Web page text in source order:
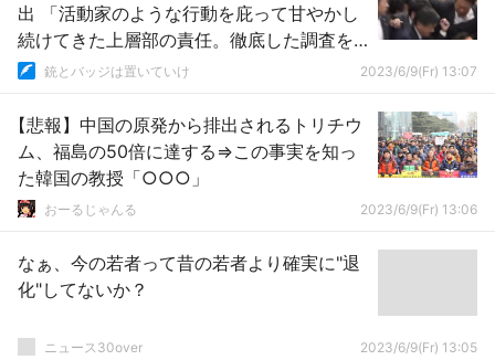
出 「活動家のような行動を庇って甘やかし
続けてきた上層部の責任。徹底した調査を
行い膿を出すべき」
銃とバッジは置いていけ 2023/6/9(Fr) 13:07
【悲報】中国の原発から排出されるトリチウ
ム、福島の50倍に達する⇒この事実を知っ
た韓国の教授「○○○」
おーるじゃんる 2023/6/9(Fr) 13:06
なぁ、今の若者って昔の若者より確実に"退
化"してないか？
ニュース30over 2023/6/9(Fr) 13:05